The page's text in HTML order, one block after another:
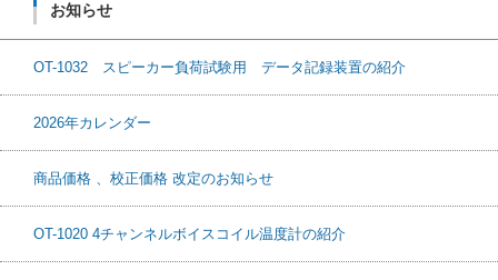
お知らせ
OT-1032 スピーカー負荷試験用 データ記録装置の紹介
2026年カレンダー
商品価格 、校正価格 改定のお知らせ
OT-1020 4チャンネルボイスコイル温度計の紹介